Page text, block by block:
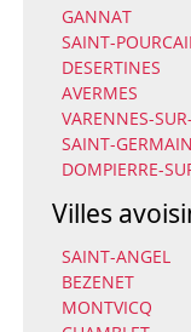
GANNAT
SAINT-
DESERTINES
AVERMES
VARENNES-
SAINT-
DOMPIERRE-
Villes
SAINT-ANGEL
BEZENET
MONTVICQ